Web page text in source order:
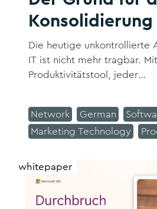
Konsolidierung
Die heutige unkontrollierte
IT ist nicht mehr tragbar.
Produktivitätstool, jeder
eingeführt, die es zu
führt zu einer Zunahme von
Network German
Marketing Technology
whitepaper